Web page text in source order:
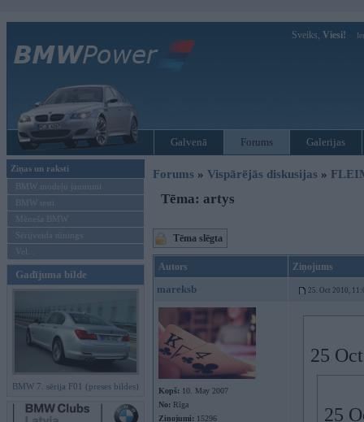
Sveiks, Viesi!
Galvenā Forums Galerijas
Ziņas un raksti
BMW modeļu jaunumi
BMW testi
Mēneša BMW
Sērijveida tūnings
Vel...
Gadījuma bilde
BMW 7. sērija F01 (preses bildes)
Forums » Vispārējās diskusijas »
Tēma: artys
Tēma slēgta
Autors Ziņojums
mareksb 25. Oct 2010,
Kopš: 10. May 2007
No: Rīga
Ziņojumi: 15296
25
25